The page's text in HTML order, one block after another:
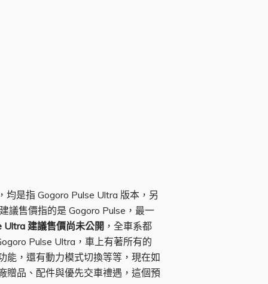
是指 Gogoro Pulse Ultra 版本，另
議售價指的是 Gogoro Pulse，最一
Ultra 建議售價尚未公開 ，全車系都
Pulse Ultra，車上有著所有的
能，還有動力模式切換等等，現在如
贈品、配件與優先交車禮遇，這個預